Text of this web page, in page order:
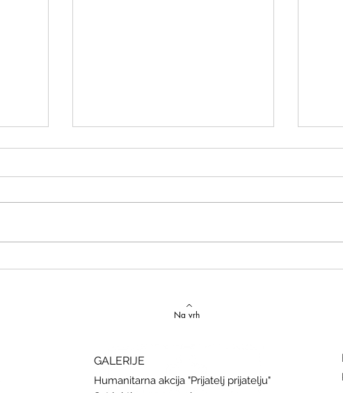
Na vrh
GALERIJE
Humanitarna akcija "Prijatelj prijatelju"